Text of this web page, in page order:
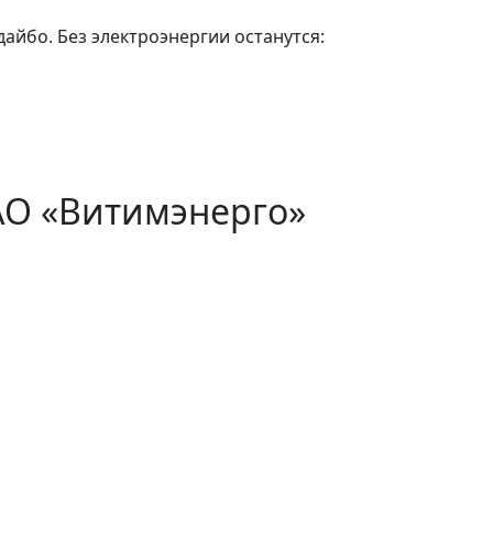
Без электроэнергии останутся:
«Витимэнерго»